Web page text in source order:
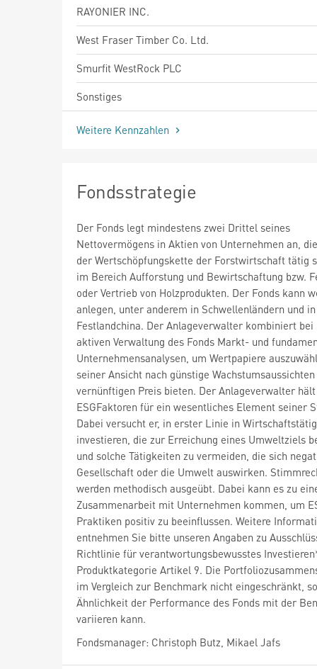
RAYONIER INC.
West Fraser Timber Co. Ltd.
Smurfit WestRock PLC
Sonstiges
Weitere Kennzahlen
Fondsstrategie
Der Fonds legt mindestens zwei Drittel seines
Nettovermögens in Aktien von Unternehmen an,
der Wertschöpfungskette der Forstwirtschaft tätig
im Bereich Aufforstung und Bewirtschaftung bzw.
oder Vertrieb von Holzprodukten. Der Fonds kann
anlegen, unter anderem in Schwellenländern und in
Festlandchina. Der Anlageverwalter kombiniert bei
aktiven Verwaltung des Fonds Markt- und
Unternehmensanalysen, um Wertpapiere
seiner Ansicht nach günstige
vernünftigen Preis bieten. Der Anlageverwalter
ESGFaktoren für ein wesentliches Element seiner
Dabei versucht er, in erster Linie in
investieren, die zur Erreichung eines Umweltziels
und solche Tätigkeiten zu vermeiden, die sich
Gesellschaft oder die Umwelt auswirken.
werden methodisch ausgeübt. Dabei kann es zu
Zusammenarbeit mit Unternehmen kommen, um
Praktiken positiv zu beeinflussen. Weitere
entnehmen Sie bitte unseren Angaben zu
Richtlinie für verantwortungsbewusstes
Produktkategorie Artikel 9. Die
im Vergleich zur Benchmark nicht eingeschränkt,
Ähnlichkeit der Performance des Fonds mit der
variieren kann.
Fondsmanager: Christoph Butz, Mikael Jafs